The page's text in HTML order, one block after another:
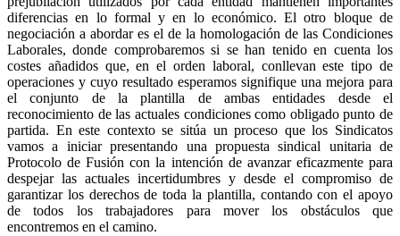
diferencias en lo formal y en lo económico. El otro bloque de
negociación a abordar es el de la homologación de las Condiciones
Laborales, donde comprobaremos si se han tenido en cuenta los
costes añadidos que, en el orden laboral, conllevan este tipo de
operaciones y cuyo resultado esperamos signifique una mejora para
el conjunto de la plantilla de ambas entidades desde el
reconocimiento de las actuales condiciones como obligado punto de
partida. En este contexto se sitúa un proceso que los Sindicatos
vamos a iniciar presentando una propuesta sindical unitaria de
Protocolo de Fusión con la intención de avanzar eficazmente para
despejar las actuales incertidumbres y desde el compromiso de
garantizar los derechos de toda la plantilla, contando con el apoyo
de todos los trabajadores para mover los obstáculos que
encontremos en el camino.